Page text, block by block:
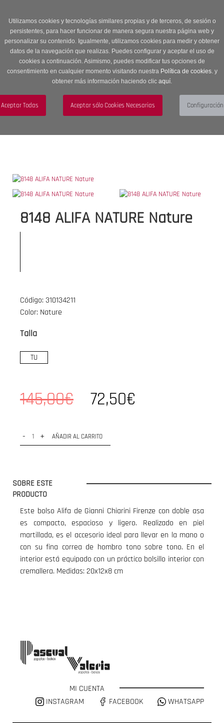
Utilizamos cookies y tecnologías similares propias y de terceros, de sesión o
persistentes, para hacer funcionar de manera segura nuestra página web y
personalizar su contenido. Igualmente, utilizamos cookies para medir y obtener
datos de la navegación que realizas. Puedes configurar y aceptar el uso de
cookies a continuación. Asimismo, puedes modificar tus opciones de
consentimiento en cualquier momento visitando nuestra Política de cookies.y
obtener más información haciendo clic aquí.
descuento en Sección OUTLET con código OUTLET20
navigation
Menú
8148 ALIFA NATURE Nature
Código: 310134211
Color: Nature
Talla
TU
145,00€ 72,50€
- + AÑADIR AL CARRITO
SOBRE ESTE
PRODUCTO
Este bolso Alifa de Gianni Chiarini Firenze con doble asa
es compacto, espacioso y ligero. Realizado en piel
martillada, es el accesorio ideal para llevar en la mano o
con su fina correa de hombro tono sobre tono. En el
interior está equipado con un práctico bolsillo interior con
cremallera. Medidas: 20x12x8 cm
MI CUENTA
INSTAGRAM
FACEBOOK WHATSAPP